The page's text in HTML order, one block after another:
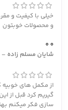
خیلی با کیفیت و
و محصولات خوبتون
0
0
شایان مسلم زاده –
از مکمل های
گیریم کرد قبل از
سازی فکر میکنم